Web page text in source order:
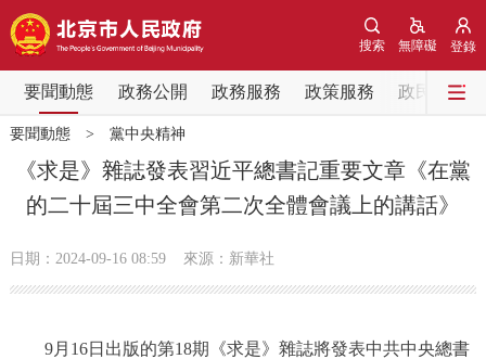
登錄
無障礙
搜索
要聞動態 政務公開 政務服務 政策服務 政民互動
要聞動態
黨中央精神
北京要聞 會議資訊 部門動態
要聞動態> 黨中央精神
《求是》雜誌發表習近平總書記重要文章《在黨
的二十屆三中全會第二次全體會議上的講話》
日期：2024-09-16 08:59 來源：新華社
9月16日出版的第18期《求是》雜誌將發表中共中央總書